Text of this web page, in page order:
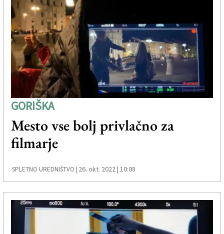
GORIŠKA
Mesto vse bolj privlačno za
filmarje
SPLETNO UREDNIŠTVO | 26. okt. 2022 | 10:08